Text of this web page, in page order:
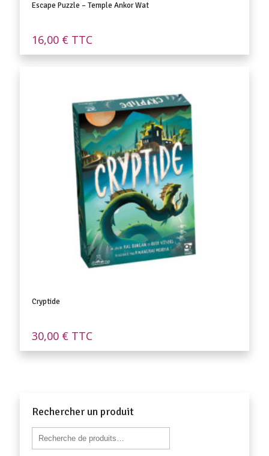
Escape Puzzle – Temple Ankor Wat
16,00 € TTC
Cryptide
30,00 € TTC
Rechercher un produit